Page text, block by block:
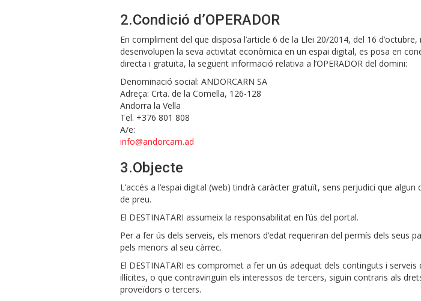
2.Condició d’OPERADOR
En compliment del que disposa l’article 6 de la Llei 20/2014, del 16
desenvolupen la seva activitat econòmica en un espai digital, es posa en
directa i gratuïta, la següent informació relativa a l’OPERADOR del domini:
Denominació social: ANDORCARN SA
Adreça: Crta. de la Comella, 126-128
Andorra la Vella
Tel. +376 801 808
A/e:
info@andorcarn.ad
3.Objecte
L’accés a l’espai digital (web) tindrà caràcter gratuït, sens perjudici que
de preu.
El DESTINATARI assumeix la responsabilitat en l’ús del portal.
Per a fer ús dels serveis, els menors d’edat requeriran del permís dels
pels menors al seu càrrec.
El DESTINATARI es compromet a fer un ús adequat dels continguts i
il·lícites, o que contravinguin els interessos de tercers, siguin contraris als
proveïdors o tercers.